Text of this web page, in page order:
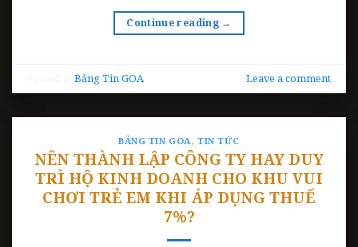
Continue reading →
Posted inBảng Tin GOA Leave a comment
BẢNG TIN GOA, TIN TỨC
NÊN THÀNH LẬP CÔNG TY HAY DUY
TRÌ HỘ KINH DOANH CHO KHU VUI
CHƠI TRẺ EM KHI ÁP DỤNG THUẾ
7%?